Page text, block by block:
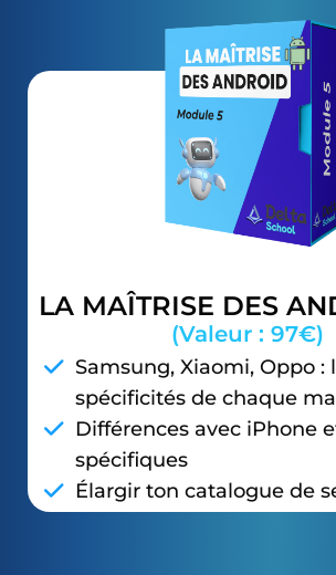
LA MAÎTRISE DES
(Valeur : 97€)
Samsung, Xiaomi, Oppo :
spécificités de chaque
Différences avec iPhone
spécifiques
Élargir ton catalogue de